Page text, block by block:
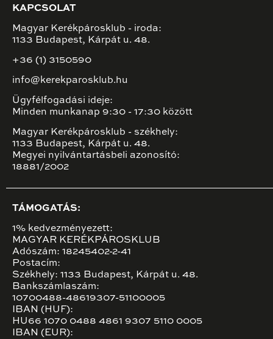
KAPCSOLAT
Magyar Kerékpárosklub - iroda:
1133 Budapest, Kárpát u. 48.
+36 (1) 3150590
info@kerekparosklub.hu
Ügyfélfogadási ideje:
Minden munkanap 9:30 - 17:30 között
Magyar Kerékpárosklub - székhely:
1133 Budapest, Kárpát u. 48.
Megyei nyilvántartásbeli azonosító:
18881/2002
TÁMOGATÁS:
1% kedvezményezett:
MAGYAR KERÉKPÁROSKLUB
Adószám: 18245402-2-41
Postacím:
Székhely: 1133 Budapest, Kárpát u. 48.
Bankszámlaszám:
10700488-48619307-51100005
IBAN (HUF):
HU66 1070 0488 4861 9307 5110 0005
IBAN (EUR):